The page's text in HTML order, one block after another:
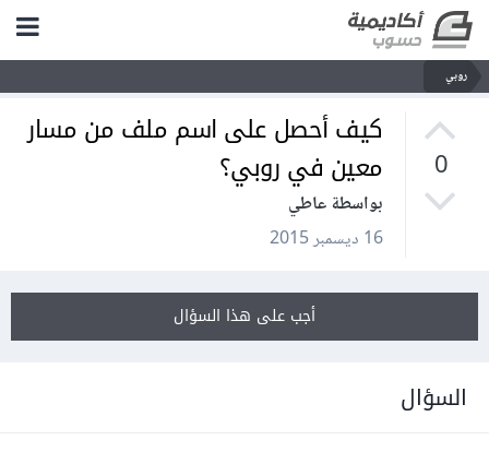
روبي
0
كيف أحصل على اسم ملف من مسار
معين في روبي؟
بواسطة عاطي
16 ديسمبر 2015
أجب على هذا السؤال
السؤال